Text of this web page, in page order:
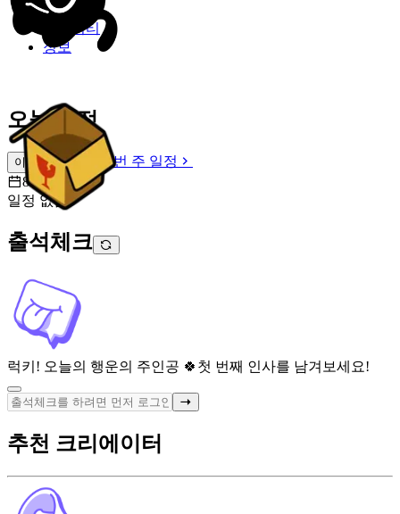
피드
커뮤니티
정보
오늘 일정
이번 주 일정
이번 주 일정
8월 7일 [금]
일정 없음
출석체크
럭키! 오늘의 행운의 주인공 🍀 첫 번째 인사를 남겨보세요!
추천 크리에이터